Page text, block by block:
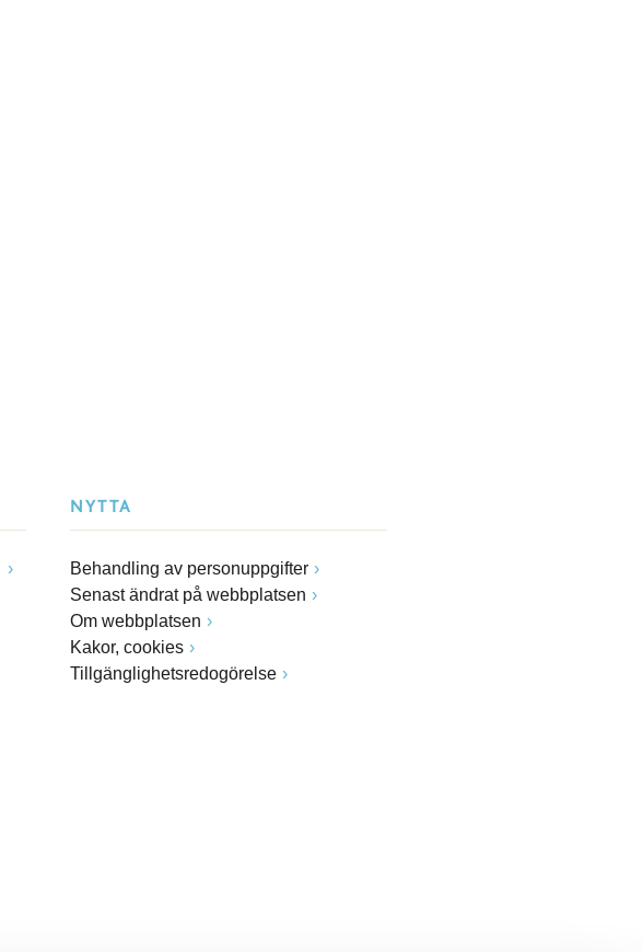
NYTTA
Behandling av personuppgifter
Senast ändrat på webbplatsen
Om webbplatsen
Kakor, cookies
Tillgänglighetsredogörelse